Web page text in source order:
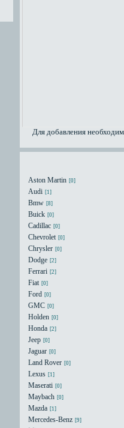
Для добавления
Aston Martin [0]
Audi [1]
Bmw [8]
Buick [0]
Cadillac [0]
Chevrolet [0]
Chrysler [0]
Dodge [2]
Ferrari [2]
Fiat [0]
Ford [0]
GMC [0]
Holden [0]
Honda [2]
Jeep [0]
Jaguar [0]
Land Rover [0]
Lexus [1]
Maserati [0]
Maybach [0]
Mazda [1]
Mercedes-Benz [9]